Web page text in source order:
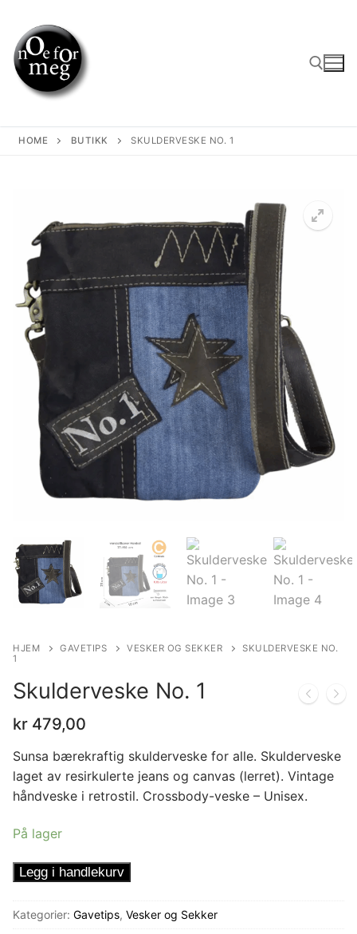
content
HOME BUTIKK SKULDERVESKE NO. 1
HJEM GAVETIPS VESKER OG SEKKER
SKULDERVESKE NO.
1
Skulderveske No. 1
kr 479,00
Sunsa bærekraftig skulderveske for alle. Skulderveske
laget av resirkulerte jeans og canvas (lerret). Vintage
håndveske i retrostil. Crossbody-veske – Unisex.
På lager
Skulderveske
1
Legg i handlekurv
Kategorier: Gavetips, Vesker og Sekker